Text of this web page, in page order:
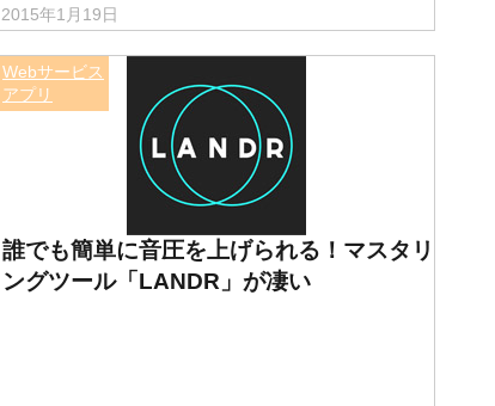
2015年1月19日
Webサービス
アプリ
誰でも簡単に音圧を上げられる！マスタリ
ングツール「LANDR」が凄い